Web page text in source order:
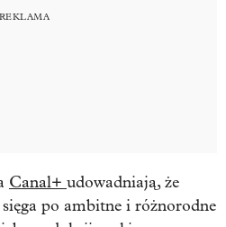
Canal+ udowadniają, że
po ambitne i różnorodne